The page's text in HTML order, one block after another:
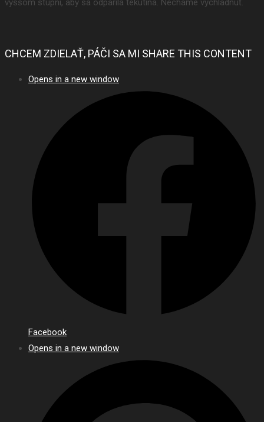
vyššom stupni, aby sa odparila tekutina. Necháme vychladnúť.
CHCEM ZDIELAŤ, PÁČI SA MI SHARE THIS CONTENT
Opens in a new window
Facebook
Opens in a new window